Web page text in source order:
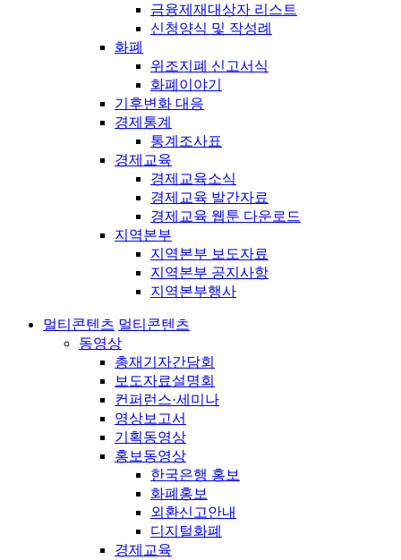
금융제재대상자 리스트
신청양식 및 작성례
화폐
위조지폐 신고서식
화폐이야기
기후변화 대응
경제통계
통계조사표
경제교육
경제교육소식
경제교육 발간자료
경제교육 웹툰 다운로드
지역본부
지역본부 보도자료
지역본부 공지사항
지역본부행사
멀티콘텐츠 멀티콘텐츠
동영상
총재기자간담회
보도자료설명회
컨퍼런스·세미나
영상보고서
기획동영상
홍보동영상
한국은행 홍보
화폐홍보
외환신고안내
디지털화폐
경제교육